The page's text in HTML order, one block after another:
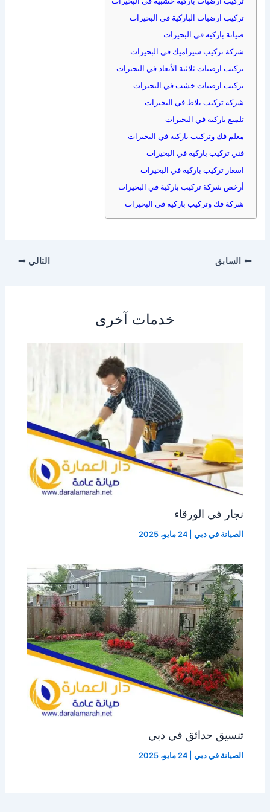
تركيب ارضيات الباركية في البحيرات
صيانة باركيه في البحيرات
شركة تركيب سيراميك في البحيرات
تركيب ارضيات ثلاثية الأبعاد في البحيرات
تركيب ارضيات خشب في البحيرات
شركة تركيب بلاط في البحيرات
تلميع باركيه في البحيرات
معلم فك وتركيب باركيه في البحيرات
فني تركيب باركيه في البحيرات
اسعار تركيب باركيه في البحيرات
أرخص شركة تركيب باركية في البحيرات
شركة فك وتركيب باركيه في البحيرات
السابق التالي
خدمات آخرى
نجار في الورقاء
الصيانة في دبي |24 مايو، 2025
تنسيق حدائق في دبي
الصيانة في دبي |24 مايو، 2025